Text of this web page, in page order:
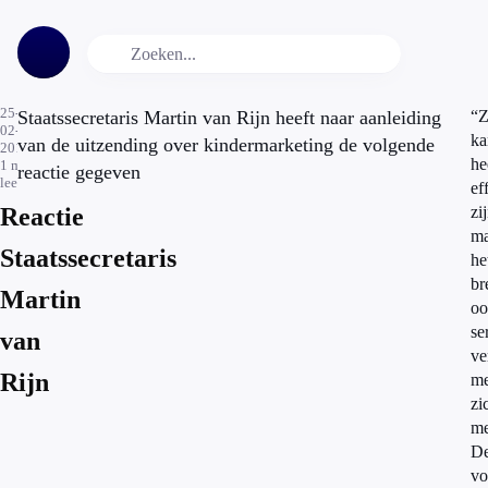
25-
02-
2013
1 min.
leestijd
Reactie
Staatssecretaris
Martin
van
Rijn
Staatssecretaris Martin van Rijn heeft naar aanleiding
van de uitzending over kindermarketing de volgende
reactie gegeven